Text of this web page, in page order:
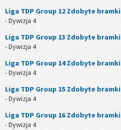
Liga TDP Group 12 Zdobyte bramki
- Dywizja 4
Liga TDP Group 13 Zdobyte bramki
- Dywizja 4
Liga TDP Group 14 Zdobyte bramki
- Dywizja 4
Liga TDP Group 15 Zdobyte bramki
- Dywizja 4
Liga TDP Group 16 Zdobyte bramki
- Dywizja 4